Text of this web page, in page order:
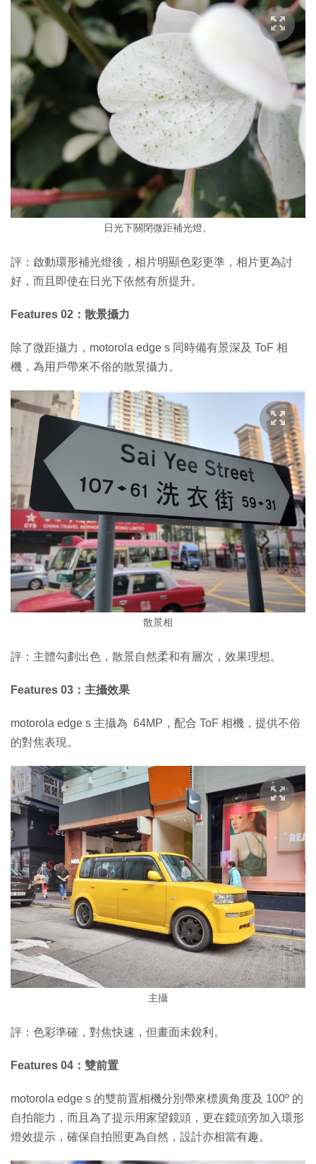
日光下關閉微距補光燈。
評：啟動環形補光燈後，相片明顯色彩更準，相片更為討
好，而且即使在日光下依然有所提升。
Features 02：散景攝力
除了微距攝力，motorola edge s 同時備有景深及 ToF 相
機，為用戶帶來不俗的散景攝力。
散景相
評：主體勾劃出色，散景自然柔和有層次，效果理想。
Features 03：主攝效果
motorola edge s 主攝為 64MP，配合 ToF 相機，提供不俗
的對焦表現。
主攝
評：色彩準確，對焦快速，但畫面未銳利。
Features 04：雙前置
motorola edge s 的雙前置相機分別帶來標廣角度及 100º 的
自拍能力，而且為了提示用家望鏡頭，更在鏡頭旁加入環形
燈效提示，確保自拍照更為自然，設計亦相當有趣。